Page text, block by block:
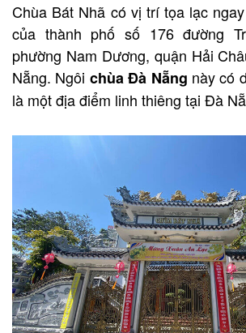
Chùa Bát Nhã có vị trí tọa lạc
của thành phố số 176 đường
phường Nam Dương, quận Hải
Nẵng. Ngôi chùa Đà Nẵng này có
là một địa điểm linh thiêng tại Đà